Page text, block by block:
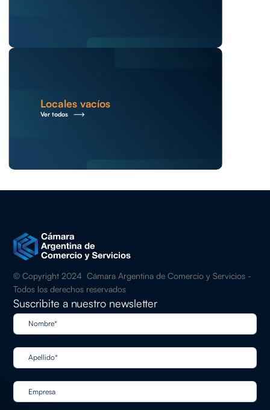
Locales vacíos
Ver todos
© Copyright 2024 Cámara Argentina de Comercio y Servicios -
Todos los derechos reservados
Suscribite a nuestro newsletter